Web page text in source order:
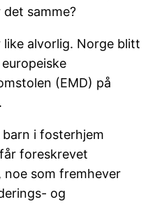
samme?
like alvorlig. Norge blitt
(EMD) på
i fosterhjem
foreskrevet
noe som fremhever
og